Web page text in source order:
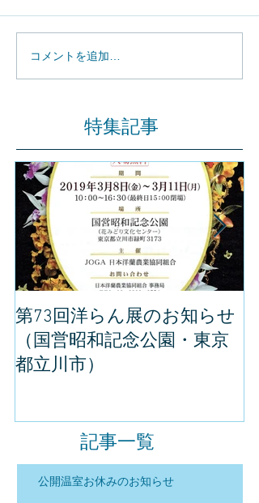
コメントを追加…
特集記事
第73回洋らん展のお知らせ
（国営昭和記念公園・東京
都立川市）
記事一覧
公開温室お休みのお知らせ